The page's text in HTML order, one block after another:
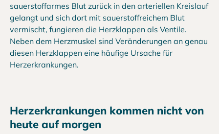
sauerstoffarmes Blut zurück in den arteriellen Kreislauf
gelangt und sich dort mit sauerstoffreichem Blut
vermischt, fungieren die Herzklappen als Ventile.
Neben dem Herzmuskel sind Veränderungen an genau
diesen Herzklappen eine häufige Ursache für
Herzerkrankungen.
Herzerkrankungen kommen nicht von
heute auf morgen